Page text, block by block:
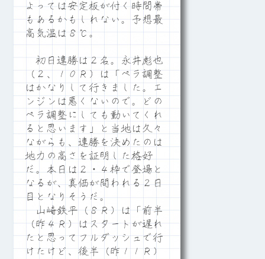
よっては安定板が付く時間帯
もあるかもしれない。予想最
高気温は８℃。
初日連勝は２名。永井彪也
（２、１０Ｒ）は「ペラ調整
はかなりして行きました。エ
ンジンは悪くないので。どの
ペラ調整にしても動いてくれ
ると思います」と当地は久々
ながらも、連勝を決めたのは
地力の高さを証明した格好
だ。本日は２・４枠で登場と
なるが、真価が問われる２日
目となりそうだ。
山崎鉄平（８Ｒ）は「前半
（昨４Ｒ）はスタートが遅れ
たと思ってフルダッシュで行
けたけど、後半（昨１１Ｒ）